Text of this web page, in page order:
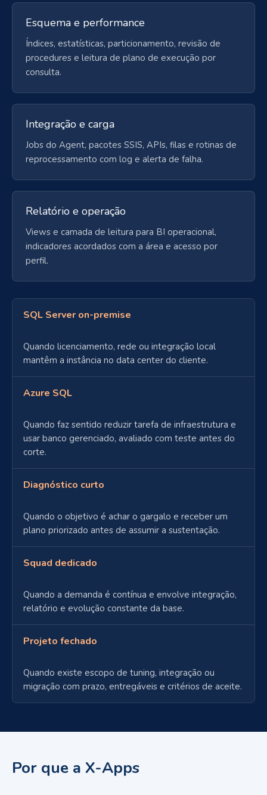
Esquema e performance
Índices, estatísticas, particionamento, revisão de
procedures e leitura de plano de execução por
consulta.
Integração e carga
Jobs do Agent, pacotes SSIS, APIs, filas e rotinas de
reprocessamento com log e alerta de falha.
Relatório e operação
Views e camada de leitura para BI operacional,
indicadores acordados com a área e acesso por
perfil.
SQL Server on-premise
Quando licenciamento, rede ou integração local
mantêm a instância no data center do cliente.
Azure SQL
Quando faz sentido reduzir tarefa de infraestrutura e
usar banco gerenciado, avaliado com teste antes do
corte.
Diagnóstico curto
Quando o objetivo é achar o gargalo e receber um
plano priorizado antes de assumir a sustentação.
Squad dedicado
Quando a demanda é contínua e envolve integração,
relatório e evolução constante da base.
Projeto fechado
Quando existe escopo de tuning, integração ou
migração com prazo, entregáveis e critérios de aceite.
Por que a X-Apps